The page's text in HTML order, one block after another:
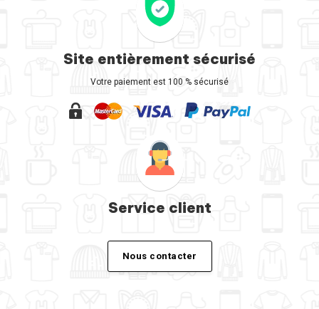
Site entièrement sécurisé
Votre paiement est 100 % sécurisé
Service client
Nous contacter